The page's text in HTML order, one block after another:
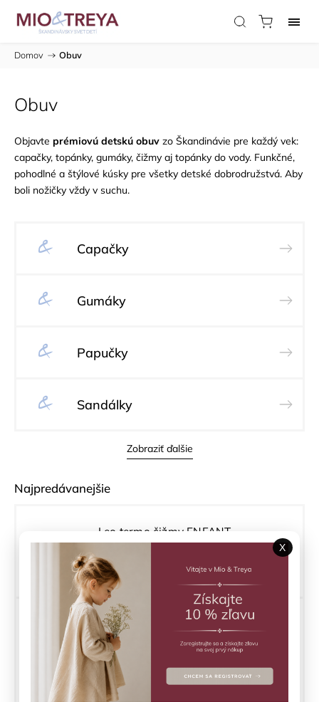
Domov / Obuv
Obuv
Objavte prémiovú detskú obuv zo Škandinávie pre každý vek:
capačky, topánky, gumáky, čižmy aj topánky do vody. Funkčné,
pohodlné a štýlové kúsky pre všetky detské dobrodružstvá. Aby
boli nožičky vždy v suchu.
Capačky
Gumáky
Papučky
Sandálky
Zobraziť ďalšie
Najpredávanejšie
Leo termo čižmy ENFANT
€29,95
Topánky do vody Ocean Splash Little
Dutch
Vypredané
€19,90
X